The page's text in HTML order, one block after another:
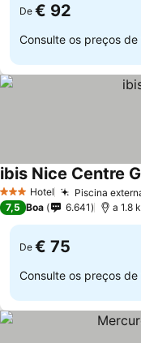
De € 92
Consulte os preços de
3 EstrelasHotel Piscina
ibis Nice Centre
7,5 Boa 6.641 a 1.8
De € 75
Consulte os preços de